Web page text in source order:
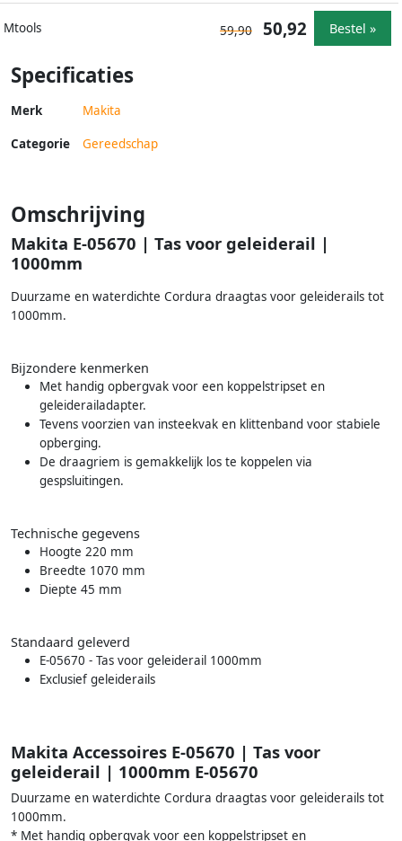
Mtools 59,90 50,92 Bestel »
Specificaties
Merk Makita
Categorie Gereedschap
Omschrijving
Makita E-05670 | Tas voor geleiderail |
1000mm
Duurzame en waterdichte Cordura draagtas voor geleiderails tot
1000mm.
Bijzondere kenmerken
Met handig opbergvak voor een koppelstripset en
geleiderailadapter.
Tevens voorzien van insteekvak en klittenband voor stabiele
opberging.
De draagriem is gemakkelijk los te koppelen via
gespsluitingen.
Technische gegevens
Hoogte 220 mm
Breedte 1070 mm
Diepte 45 mm
Standaard geleverd
E-05670 - Tas voor geleiderail 1000mm
Exclusief geleiderails
Makita Accessoires E-05670 | Tas voor
geleiderail | 1000mm E-05670
Duurzame en waterdichte Cordura draagtas voor geleiderails tot
1000mm.
* Met handig opbergvak voor een koppelstripset en